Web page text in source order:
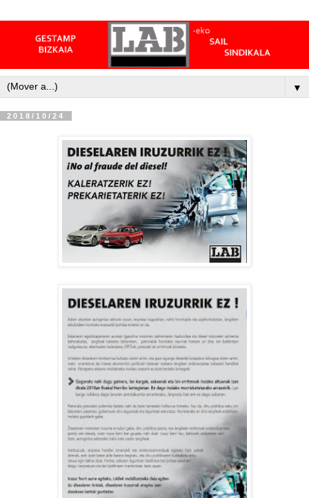
▼
2018/10/24